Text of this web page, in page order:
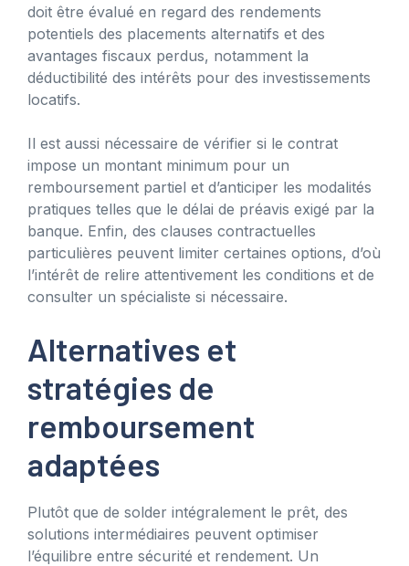
doit être évalué en regard des rendements
potentiels des placements alternatifs et des
avantages fiscaux perdus, notamment la
déductibilité des intérêts pour des investissements
locatifs.
Il est aussi nécessaire de vérifier si le contrat
impose un montant minimum pour un
remboursement partiel et d’anticiper les modalités
pratiques telles que le délai de préavis exigé par la
banque. Enfin, des clauses contractuelles
particulières peuvent limiter certaines options, d’où
l’intérêt de relire attentivement les conditions et de
consulter un spécialiste si nécessaire.
Alternatives et
stratégies de
remboursement
adaptées
Plutôt que de solder intégralement le prêt, des
solutions intermédiaires peuvent optimiser
l’équilibre entre sécurité et rendement. Un